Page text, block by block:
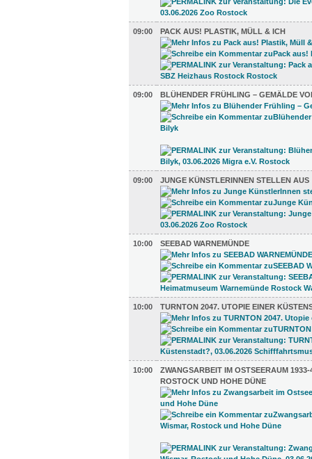
09:00 PACK AUS! PLASTIK, MÜLL & ICH
09:00 BLÜHENDER FRÜHLING – GEMÄLDE
09:00 JUNGE KÜNSTLERINNEN STELLEN AUS
10:00 SEEBAD WARNEMÜNDE
10:00 TURNTON 2047. UTOPIE EINER
10:00
ZWANGSARBEIT IM OSTSEERAUM 1933-
ROSTOCK UND HOHE DÜNE